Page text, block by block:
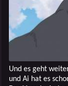
Und es geht
und Ai hat es